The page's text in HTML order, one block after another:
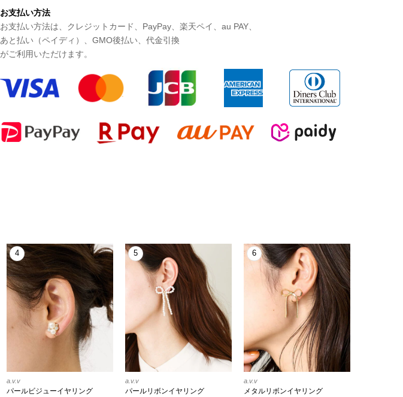
お支払い方法
お支払い方法は、クレジットカード、PayPay、楽天ペイ、au PAY、
あと払い（ペイディ）、GMO後払い、代金引換
がご利用いただけます。
4
a.v.v
パールビジューイヤリング
5
a.v.v
パールリボンイヤリング
6
a.v.v
メタルリボンイヤリング